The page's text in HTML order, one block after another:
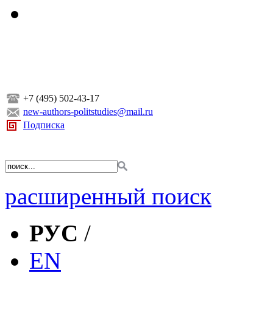
+7 (495) 502-43-17
new-authors-politstudies@mail.ru
Подписка
расширенный поиск
РУС /
EN